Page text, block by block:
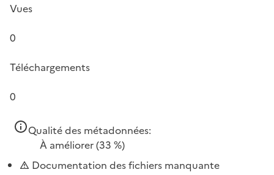
Vues
0
Téléchargements
0
Qualité des métadonnées:
À améliorer(33 %)
Documentation des fichiers manquante